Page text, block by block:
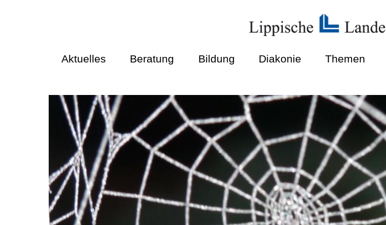
Aktuelles Beratung Bildung Diakonie Themen